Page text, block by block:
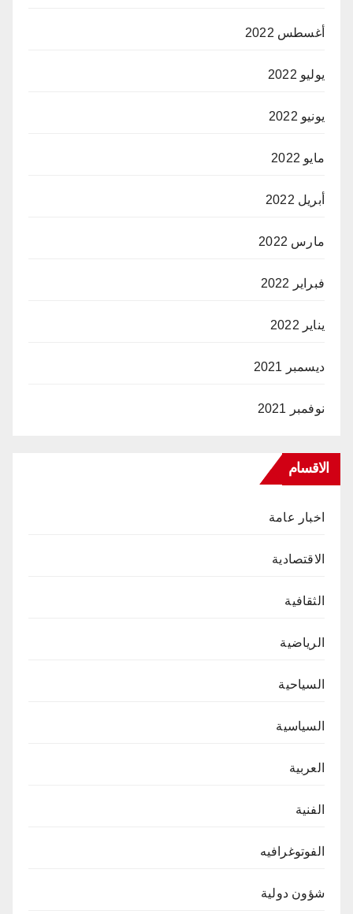
أغسطس 2022
يوليو 2022
يونيو 2022
مايو 2022
أبريل 2022
مارس 2022
فبراير 2022
يناير 2022
ديسمبر 2021
نوفمبر 2021
الاقسام
اخبار عامة
الاقتصادية
الثقافية
الرياضية
السياحية
السياسية
العربية
الفنية
الفوتوغرافيه
شؤون دولية